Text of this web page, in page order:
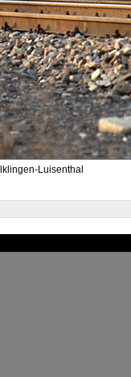
Luisenthal